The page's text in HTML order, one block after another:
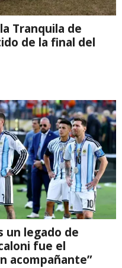
Tranquila de
de la final del
un legado de
fue el
acompañante”